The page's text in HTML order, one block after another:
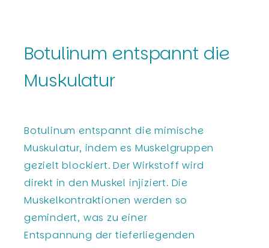
Botulinum entspannt die
Muskulatur
Botulinum entspannt die mimische
Muskulatur, indem es Muskelgruppen
gezielt blockiert. Der Wirkstoff wird
direkt in den Muskel injiziert. Die
Muskelkontraktionen werden so
gemindert, was zu einer
Entspannung der tieferliegenden